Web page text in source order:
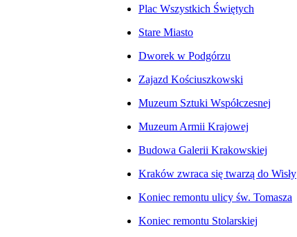
Plac Wszystkich Świętych
Stare Miasto
Dworek w Podgórzu
Zajazd Kościuszkowski
Muzeum Sztuki Współczesnej
Muzeum Armii Krajowej
Budowa Galerii Krakowskiej
Kraków zwraca się twarzą do Wisły
Koniec remontu ulicy św. Tomasza
Koniec remontu Stolarskiej